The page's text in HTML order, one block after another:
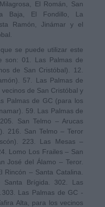
El Román, San
Baja, El Fondillo, La
Ramón, Jinámar y el
se puede utilizar este
son: 01. Las Palmas de
de San Cristóbal). 12.
57. Las Palmas de
de San Cristóbal y
Palmas de GC (para los
59. Las Palmas de
205. San Telmo – Arucas
216. San Telmo – Teror
223. Las Mesas –
Lomo Los Frailes – San
José del Álamo – Teror.
– Santa Catalina.
Brígida. 302. Las
303. Las Palmas de GC -
Alta, para los vecinos